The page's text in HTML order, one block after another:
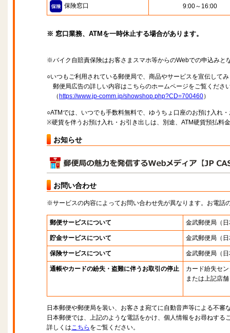
保険窓口 9:00～16:00
※ 窓口業務、ATMを一時休止する場合があります。
※バイク自賠責保険はお客さまスマホ等からのWebでの申込みと
○いつもご利用されている郵便局で、商品やサービスを宣伝して
郵便局広告の詳しい内容はこちらのホームページをご覧くださ
（ https://www.jp-comm.jp/showshop.php?CD=700460）
○ATMでは、いつでも手数料無料で、ゆうちょ口座のお預け入れ
※硬貨を伴うお預け入れ・お引き出しは、別途、ATM硬貨預払料
お知らせ
お問い合わせ
※サービスの内容によってお問い合わせ先が異なります。お電話
郵便サービスについて 金武郵便局 （
貯金サービスについて 金武郵便局 （
保険サービスについて 金武郵便局 （
通帳やカードの紛失・盗難に伴うお取引の停止
カード紛失セ
または上記店舗
日本郵便や郵便局を装い、お客さま宛てに自動音声等による不審
日本郵便では、上記のような電話をかけ、個人情報をお尋ねする
詳しくはこちら をご覧ください。